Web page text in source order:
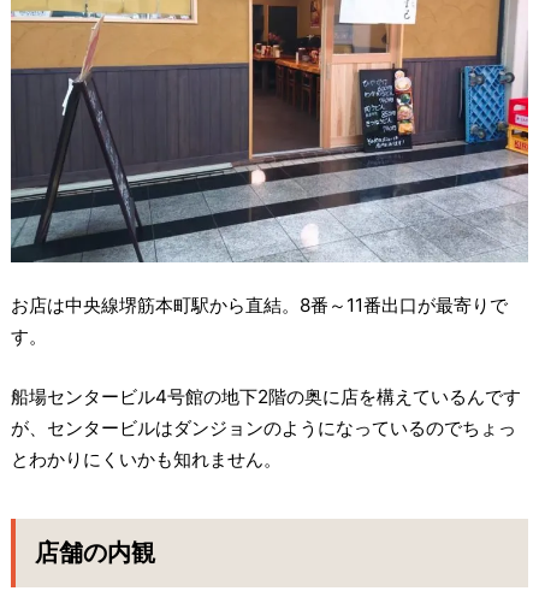
お店は中央線堺筋本町駅から直結。8番～11番出口が最寄りで
す。
船場センタービル4号館の地下2階の奥に店を構えているんです
が、センタービルはダンジョンのようになっているのでちょっ
とわかりにくいかも知れません。
店舗の内観